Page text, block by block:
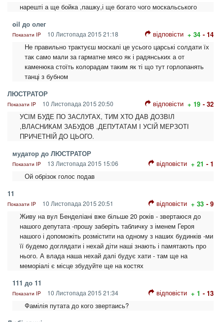
нарешті а ще бойка ,пашку,і ще богато чого москальського
oil до олег
Показати IP 10 Листопада 2015 21:18 відповісти + 34 - 14
Не правильно трактуєш москалі це усього царські солдати їх
так само мали за гарматне мясо як і радянських а от
каменюка стоїть колорадам таким як ті що тут горлопанять
танці з бубном
ЛЮСТРАТОР
Показати IP 10 Листопада 2015 20:50 відповісти + 19 - 32
УСІМ БУДЕ ПО ЗАСЛУГАХ, ТИМ ХТО ДАВ ДОЗВІЛ
,ВЛАСНИКАМ ЗАБУДОВ ,ДЕПУТАТАМ І УСІЙ МЕРЗОТІ
ПРИЧЕТНІЙ ДО ЦЬОГО.
мудатор до ЛЮСТРАТОР
Показати IP 13 Листопада 2015 15:06 відповісти + 21 - 1
Ой обрізок голос подав
11
Показати IP 10 Листопада 2015 20:51 відповісти + 33 - 9
Живу на вул Бенделіані вже більше 20 років - звертаюся до
нашого депутата -прошу заберіть табличку з іменем Героя
нашого і допоможіть розмістити на одному з наших будинків -ми
її будемо доглядати і нехай діти наші знають і памятають про
нього. А влада наша нехай далі будує хати - там ще на
меморіалі є місце збудуйте ще на костях
111 до 11
Показати IP 10 Листопада 2015 21:34 відповісти + 1 - 13
Фамілія путата до кого звертаись?